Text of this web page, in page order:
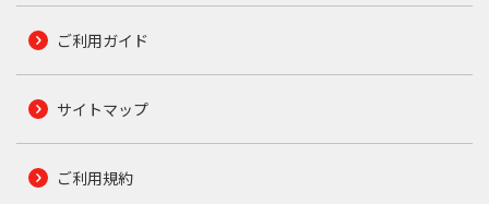
ご利用ガイド
サイトマップ
ご利用規約